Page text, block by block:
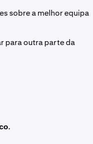
sobre a melhor equipa
para outra parte da
.